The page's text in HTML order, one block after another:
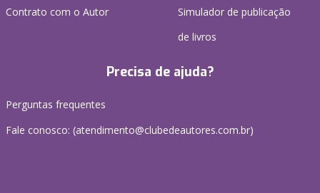
Contrato com o Autor
Simulador de publicação
de livros
Precisa de ajuda?
Perguntas frequentes
Fale conosco: (atendimento@clubedeautores.com.br)